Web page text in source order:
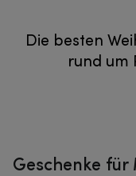
Die besten
rund um
Geschenke